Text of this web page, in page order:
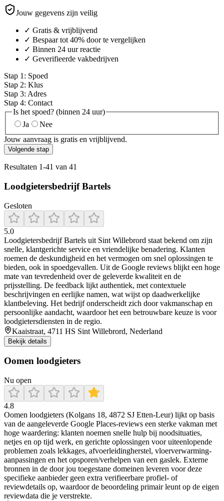
Jouw gegevens zijn veilig
✓ Gratis & vrijblijvend
✓ Bespaar tot 40% door te vergelijken
✓ Binnen 24 uur reactie
✓ Geverifieerde vakbedrijven
Stap 1 : Spoed
Stap 2: Klus
Stap 3: Adres
Stap 4: Contact
Is het spoed? (binnen 24 uur)
Ja
Nee
Jouw aanvraag is gratis en vrijblijvend.
Volgende stap
Resultaten 1-41 van 41
Loodgietersbedrijf Bartels
Gesloten
5.0
Loodgietersbedrijf Bartels uit Sint Willebrord staat bekend om zijn
snelle, klantgerichte service en vriendelijke benadering. Klanten
roemen de deskundigheid en het vermogen om snel oplossingen te
bieden, ook in spoedgevallen. Uit de Google reviews blijkt een hoge
mate van tevredenheid over de geleverde kwaliteit en de
prijsstelling. De feedback lijkt authentiek, met contextuele
beschrijvingen en eerlijke namen, wat wijst op daadwerkelijke
klantbeleving. Het bedrijf onderscheidt zich door vakmanschap en
persoonlijke aandacht, waardoor het een betrouwbare keuze is voor
loodgietersdiensten in de regio.
Kaaistraat, 4711 HS Sint Willebrord, Nederland
Bekijk details
Oomen loodgieters
Nu open
4.8
Oomen loodgieters (Kolgans 18, 4872 SJ Etten-Leur) lijkt op basis
van de aangeleverde Google Places-reviews een sterke vakman met
hoge waardering: klanten noemen snelle hulp bij noodsituaties,
netjes en op tijd werk, en gerichte oplossingen voor uiteenlopende
problemen zoals lekkages, afvoerleidingherstel, vloerverwarming-
aanpassingen en het opsporen/verhelpen van een gaslek. Externe
bronnen in de door jou toegestane domeinen leveren voor deze
specifieke aanbieder geen extra verifieerbare profiel- of
reviewdetails op, waardoor de beoordeling primair leunt op de eigen
reviewdata die je verstrekte.